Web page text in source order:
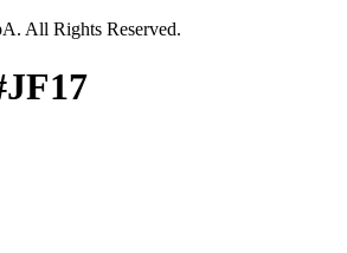
All Rights Reserved.